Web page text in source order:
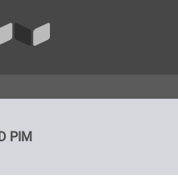
PIM